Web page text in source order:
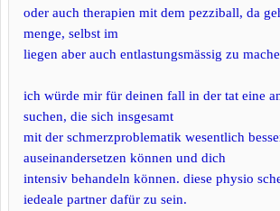
oder auch therapien mit dem pezziball, da
menge, selbst im
liegen aber auch entlastungsmässig zu
ich würde mir für deinen fall in der tat eine
suchen, die sich insgesamt
mit der schmerzproblematik wesentlich
auseinandersetzen können und dich
intensiv behandeln können. diese physio
iedeale partner dafür zu sein.